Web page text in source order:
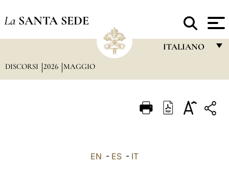
La SANTA SEDE
ITALIANO
ITALIANO
DISCORSI 2026 MAGGIO
EN - ES - IT